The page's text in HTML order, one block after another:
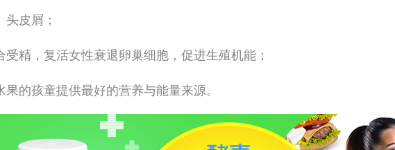
皮屑；
精，复活女性衰退卵巢细胞，促进生殖机能；
的孩童提供最好的营养与能量来源。